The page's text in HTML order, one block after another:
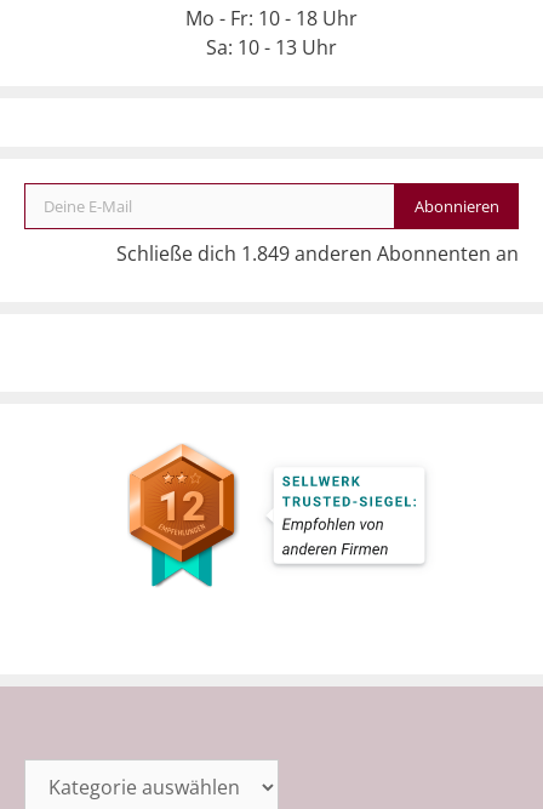
Mo - Fr: 10 - 18 Uhr
Sa: 10 - 13 Uhr
Deine E-Mail
Abonnieren
Schließe dich 1.849 anderen Abonnenten an
Kategorien